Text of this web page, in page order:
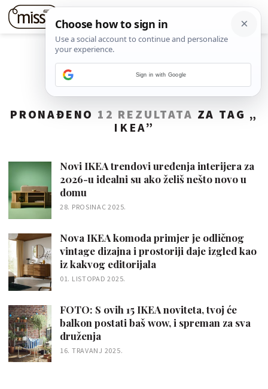
PRONAĐENO 12 REZULTATA ZA TAG „
IKEA”
Novi IKEA trendovi uređenja interijera za
2026-u idealni su ako želiš nešto novo u
domu
28. PROSINAC 2025.
Nova IKEA komoda primjer je odličnog
vintage dizajna i prostoriji daje izgled kao
iz kakvog editorijala
01. LISTOPAD 2025.
FOTO: S ovih 15 IKEA noviteta, tvoj će
balkon postati baš wow, i spreman za sva
druženja
16. TRAVANJ 2025.
Sign in with Google